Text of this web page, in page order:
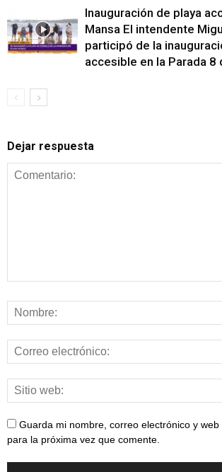
Inauguración de playa
Mansa El intendente
participó de la
accesible en la Parada 8
Dejar respuesta
Guarda mi nombre, correo electrónico y
para la próxima vez que comente.